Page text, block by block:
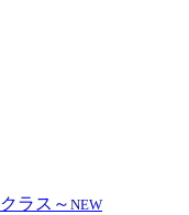
NEW